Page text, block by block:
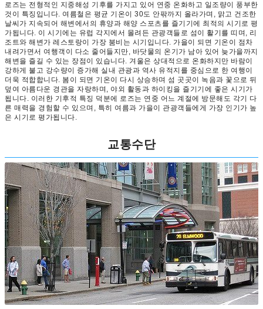
로즈는 전형적인 지중해성 기후를 가지고 있어 연중 온화하고 일조량이 풍부한
것이 특징입니다. 여름철은 평균 기온이 30도 안팎까지 올라가며, 맑고 건조한
날씨가 지속되어 해변에서의 휴양과 해양 스포츠를 즐기기에 최적의 시기로 평
가됩니다. 이 시기에는 유럽 각지에서 몰려든 관광객들로 섬이 활기를 띠며, 리
조트와 해변가 레스토랑이 가장 붐비는 시기입니다. 가을이 되면 기온이 점차
내려가면서 여행객이 다소 줄어들지만, 바닷물의 온기가 남아 있어 늦가을까지
해변을 즐길 수 있는 장점이 있습니다. 겨울은 상대적으로 온화하지만 바람이
강하게 불고 강수량이 증가해 실내 관광과 역사 유적지를 중심으로 한 여행이
더욱 적합합니다. 봄이 되면 기온이 다시 상승하며 섬 곳곳이 녹음과 꽃으로 뒤
덮여 아름다운 경관을 자랑하며, 야외 활동과 하이킹을 즐기기에 좋은 시기가
됩니다. 이러한 기후적 특징 덕분에 로즈는 연중 어느 계절에 방문해도 각기 다
른 매력을 경험할 수 있으며, 특히 여름과 가을이 관광객들에게 가장 인기가 높
은 시기로 평가됩니다.
교통수단